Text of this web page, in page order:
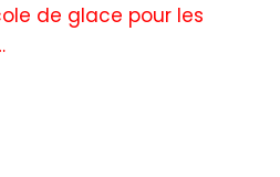
de glace pour les